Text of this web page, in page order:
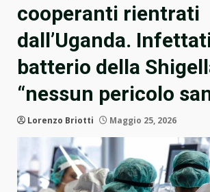
cooperanti rientrati
dall’Uganda.
batterio della
“nessun pericolo
Lorenzo Briotti Maggio 25, 2026